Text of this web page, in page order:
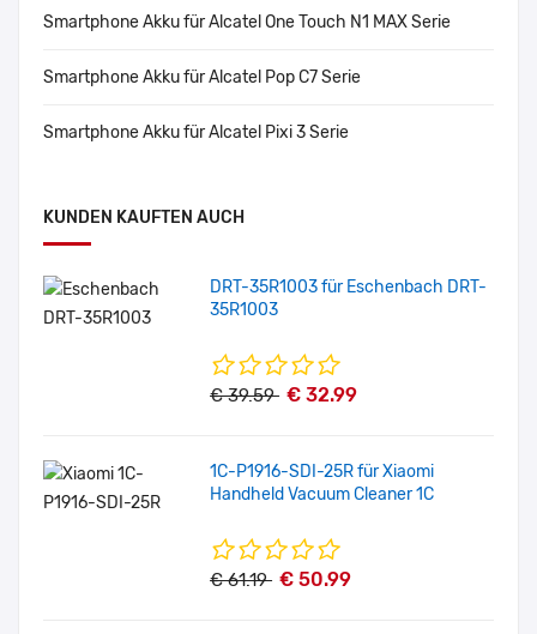
Smartphone Akku für Alcatel One Touch N1 MAX Serie
Smartphone Akku für Alcatel Pop C7 Serie
Smartphone Akku für Alcatel Pixi 3 Serie
KUNDEN KAUFTEN AUCH
DRT-35R1003 für Eschenbach DRT-
35R1003
€ 39.59 € 32.99
1C-P1916-SDI-25R für Xiaomi
Handheld Vacuum Cleaner 1C
€ 61.19 € 50.99